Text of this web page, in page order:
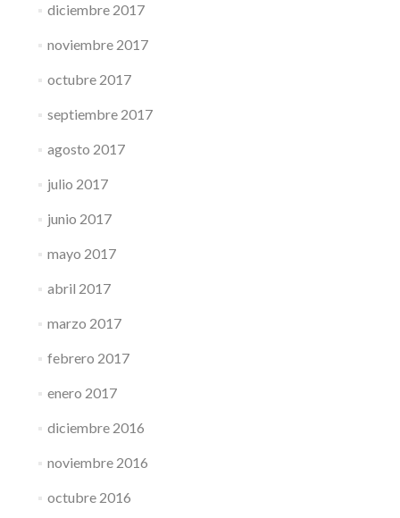
diciembre 2017
noviembre 2017
octubre 2017
septiembre 2017
agosto 2017
julio 2017
junio 2017
mayo 2017
abril 2017
marzo 2017
febrero 2017
enero 2017
diciembre 2016
noviembre 2016
octubre 2016